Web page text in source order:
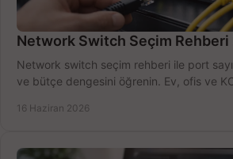
Network Switch Seçim Rehberi
Network switch seçim rehberi ile port
ve bütçe dengesini öğrenin. Ev, ofis ve
16 Haziran 2026